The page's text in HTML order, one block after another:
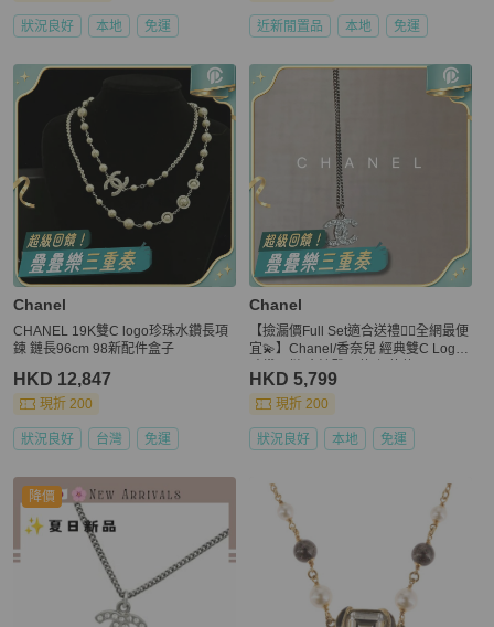
狀況良好 本地 免運 近新閒置品 本地 免運
Chanel
CHANEL 19K雙C logo珍珠水鑽長項
鍊 鏈長96cm 98新配件盒子
HKD 12,847
現折 200
狀況良好 台灣 免運
Chanel
【撿漏價Full Set適合送禮👍🏻全網最便
宜💫】Chanel/香奈兒 經典雙C Logo
HKD 5,799
現折 200
狀況良好 本地 免運
降價